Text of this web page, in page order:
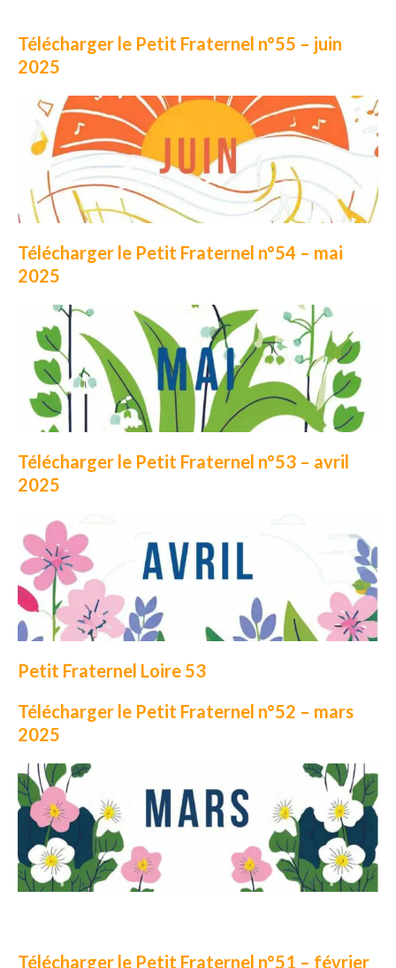
Télécharger le Petit Fraternel n°55 – juin
2025
Télécharger le Petit Fraternel n°54 – mai
2025
Télécharger le Petit Fraternel n°53 – avril
2025
Petit Fraternel Loire 53
Télécharger le Petit Fraternel n°52 – mars
2025
Télécharger le Petit Fraternel n°51 – février